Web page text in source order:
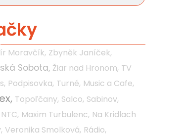
Moravčík, Zbyněk Janíček,
Sobota, Žiar nad Hronom, TV
Podpisovka, Turné, Music a Cafe,
Topoľčany, Salco, Sabinov,
NTC, Maxim Turbulenc, Na Kridlach
Veronika Smolková, Rádio,